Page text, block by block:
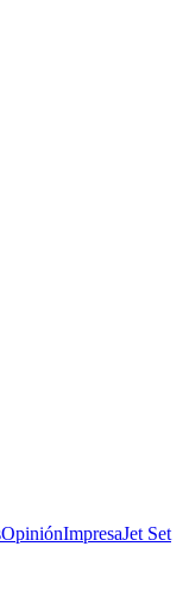
OpiniónImpresaJet Set